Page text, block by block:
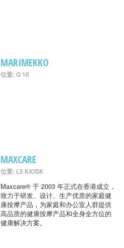
MARIMEKKO
位置: G 10
MAXCARE
位置: L5 KIOSK
Maxcare® 于 2003 年正式在香港成立，
致力于研发、设计、生产优质的家庭健
康按摩产品，为家庭和办公室人群提供
高品质的健康按摩产品和全身全方位的
健康解决方案。